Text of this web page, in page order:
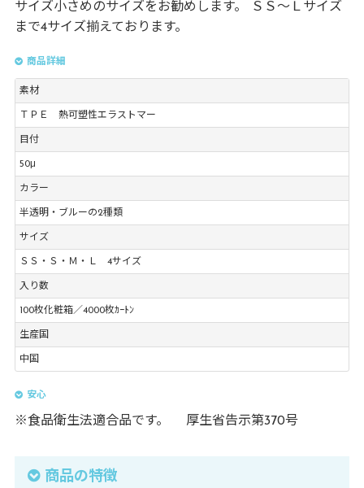
サイズ小さめのサイズをお勧めします。 ＳＳ～Ｌサイズ
まで4サイズ揃えております。
商品詳細
素材
ＴＰＥ 熱可塑性エラストマー
目付
50μ
カラー
半透明・ブルーの2種類
サイズ
ＳＳ・Ｓ・Ｍ・Ｌ 4サイズ
入り数
100枚化粧箱／4000枚ｶｰﾄﾝ
生産国
中国
安心
※食品衛生法適合品です。 厚生省告示第370号
商品の特徴